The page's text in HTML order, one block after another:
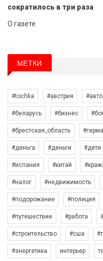
сократилось в три раза
О газете
МЕТКИ
#tochka #австрия #авто
#беларусь #бизнес
#брестская_область
#деньга #деньги #дети
#испания #китай
#налог #недвижимость
#подорожание #полиция
#путешествие #работа
#строительство #сша
#энергетика интерьер